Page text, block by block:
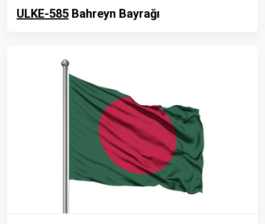
ULKE-585 Bahreyn Bayrağı